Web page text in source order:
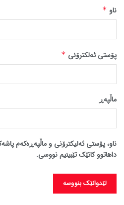
ناو *
پۆستی ئەلکترۆنی *
ماڵپه‌ڕ
ناو، پۆستی ئەلیکترۆنی و ماڵپەڕەکەم
داهاتوو کاتێک تێبینیم نووسی.